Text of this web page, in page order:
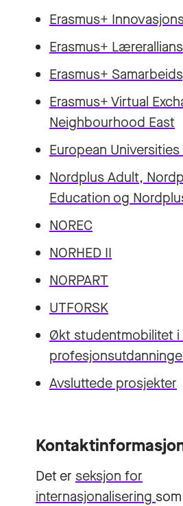
Erasmus+
Erasmus+
Erasmus+
Erasmus+ Virtual
Neighbourhood East
European
Nordplus Adult,
Education og
NOREC
NORHED II
NORPART
UTFORSK
Økt studentmobilitet i
Avsluttede prosjekter
Det er seksjon for
internasjonalisering